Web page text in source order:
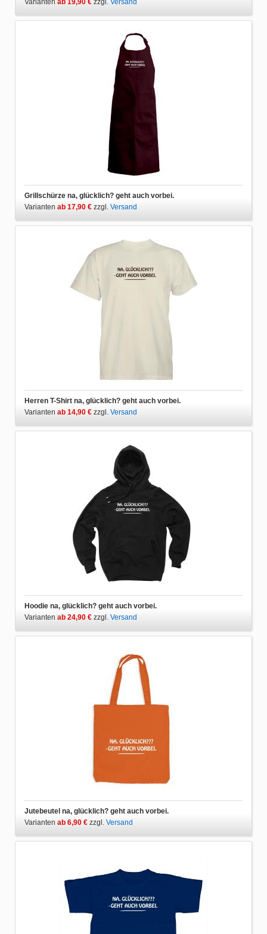
Grillschürze na, glücklich? geht auch vorbei.
Varianten ab 17,90 € zzgl. Versand
Herren T-Shirt na, glücklich? geht auch vorbei.
Varianten ab 14,90 € zzgl. Versand
Hoodie na, glücklich? geht auch vorbei.
Varianten ab 24,90 € zzgl. Versand
Jutebeutel na, glücklich? geht auch vorbei.
Varianten ab 6,90 € zzgl. Versand